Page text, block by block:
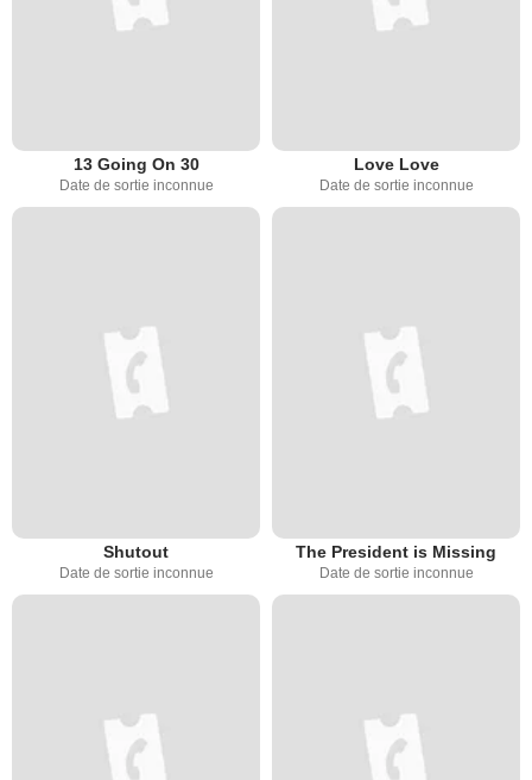
13 Going On 30
Date de sortie inconnue
Love Love
Date de sortie inconnue
Shutout
Date de sortie inconnue
The President is Missing
Date de sortie inconnue